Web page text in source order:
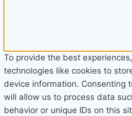
To provide the best
technologies like cookies to
device information. Consenting
will allow us to process data
behavior or unique IDs on this